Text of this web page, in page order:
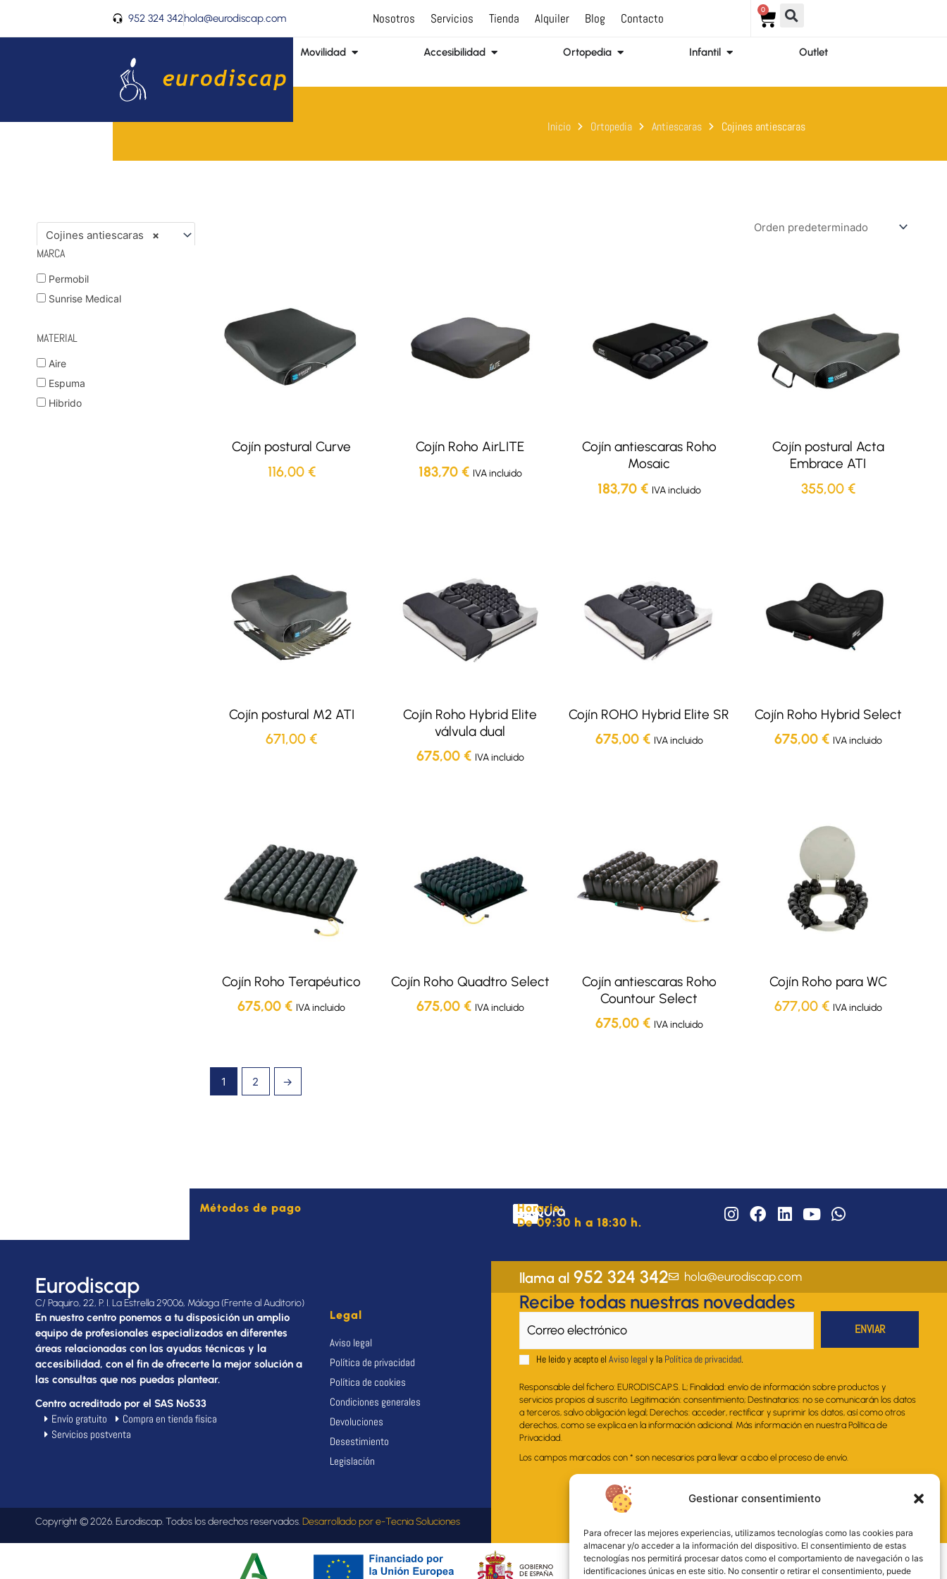
Gestionar consentimiento
Para ofrecer las mejores experiencias, utilizamos tecnologías como las cookies para
almacenar y/o acceder a la información del dispositivo. El consentimiento de estas
tecnologías nos permitirá procesar datos como el comportamiento de navegación o las
identificaciones únicas en este sitio. No consentir o retirar el consentimiento, puede
contenido
952 324 342hola@eurodiscap.com Nosotros Servicios Tienda Alquiler Blog Contacto
0
Carrito
Movilidad Abrir Movilidad Accesibilidad Abrir AccesibilidadOrtopedia Abrir OrtopediaInfantil Abrir Infantil Outlet
Inicio Ortopedia Antiescaras Cojines antiescaras
×
Cojines antiescaras
MARCA
Permobil
Sunrise Medical
MATERIAL
Aire
Espuma
Hibrido
Cojín postural Curve
116,00 €
Cojín Roho AirLITE
183,70 € IVA incluido
Cojín antiescaras Roho
Mosaic
183,70 € IVA incluido
Cojín postural Acta
Embrace ATI
355,00 €
Cojín postural M2 ATI
671,00€
Cojín Roho Hybrid Elite
válvula dual
675,00 € IVA incluido
Cojín ROHO Hybrid Elite SR
675,00 € IVA incluido
Cojín Roho Hybrid Select
675,00 € IVA incluido
Cojín Roho Terapéutico
675,00€ IVA incluido
Cojín Roho Quadtro Select
675,00 € IVA incluido
Cojín antiescaras Roho
Countour Select
675,00 € IVA incluido
Cojín Roho para WC
677,00 € IVA incluido
1 2 →
Métodos de pago Horario:
De 09:30 h a 18:30 h.
I
n
t
a
g
r
F
a
e
b
o
o
L
i
k
e
d
i
Y
o
t
b
e
W
h
t
a
p
Eurodiscap
C/ Paquiro, 22, P. I. La Estrella 29006, Málaga (Frente al Auditorio)
En nuestro centro ponemos a tu disposición un amplio
equipo de profesionales especializados en diferentes
áreas relacionadas con las ayudas técnicas y la
accesibilidad, con el fin de ofrecerte la mejor solución a
las consultas que nos puedas plantear.
Centro acreditado por el SAS Nº533
Envío gratuito
Compra en tienda física
Servicios postventa
Legal
Aviso legal
Política de privacidad
Política de cookies
Condiciones generales
Devoluciones
Desestimiento
Legislación
llama al952 324 342 hola@eurodiscap.com
Recibe todas nuestras novedades
He leido y acepto el Aviso legal y la Política de privacidad.
Responsable del fichero: EURODISCAP.S. L; Finalidad: envío de información sobre productos y
servicios propios al suscrito. Legitimación: consentimiento; Destinatarios: no se comunicarán los datos
a terceros, salvo obligación legal; Derechos: acceder, rectificar y suprimir los datos, así como otros
derechos, como se explica en la información adicional. Más información en nuestra Política de
Privacidad.
Los campos marcados con * son necesarios para llevar a cabo el proceso de envío.
Copyright © 2026. Eurodiscap. Todos los derechos reservados.Desarrollado pore-Tecnia Soluciones